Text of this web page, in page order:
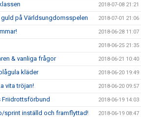
2018-07-08 21:21
på Världsungdomsspelen 2018-07-01 21:06
2018-06-28 11:07
2018-06-25 21:35
& vanliga frågor 2018-06-21 10:40
kläder 2018-06-20 19:49
vita tröjan! 2018-06-20 09:57
Friidrottsförbund 2018-06-19 14:03
sprint inställd och framflyttad! 2018-06-19 08:47